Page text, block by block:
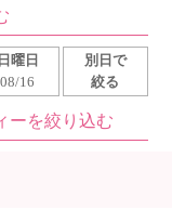
日曜日
08/16
別日で
絞る
ーを絞り込む